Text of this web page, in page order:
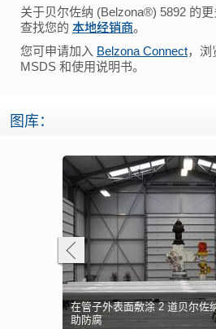
关于贝尔佐纳 (Belzona®) 5892 的
查找您的 本地经销商。
您可申请加入 Belzona Connect，浏
MSDS 和使用说明书。
图库：
在管子外表面敷涂 2 道贝尔佐
助防腐